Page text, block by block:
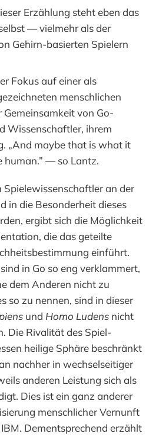
Erzählung steht eben das
— vielmehr als der
Gehirn-basierten Spielern
Fokus auf einer als
menschlichen
Gemeinsamkeit von Go-
Wissenschaftler, ihrem
„And maybe that is what it
human.” — so Lantz.
Spielewissenschaftler an der
in die Besonderheit dieses
ergibt sich die Möglichkeit
die das geteilte
einführt.
in Go so eng verklammert,
dem Anderen nicht zu
so zu nennen, sind in dieser
und Homo Ludens nicht
Die Rivalität des Spiel-
heilige Sphäre beschränkt
nachher in wechselseitiger
anderen Leistung sich als
Dies ist ein ganz anderer
menschlicher Vernunft
Dementsprechend erzählt